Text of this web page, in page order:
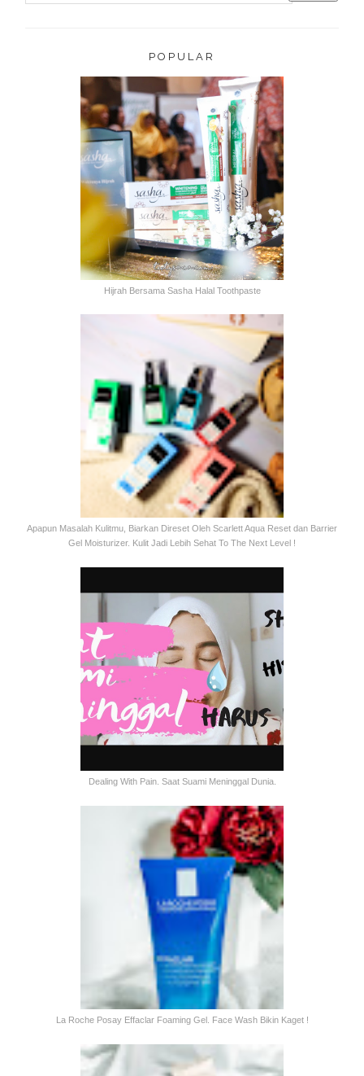
POPULAR
Hijrah Bersama Sasha Halal Toothpaste
Apapun Masalah Kulitmu, Biarkan Direset Oleh Scarlett Aqua Reset dan Barrier
Gel Moisturizer. Kulit Jadi Lebih Sehat To The Next Level !
Dealing With Pain. Saat Suami Meninggal Dunia.
La Roche Posay Effaclar Foaming Gel. Face Wash Bikin Kaget !